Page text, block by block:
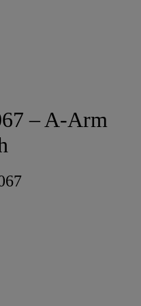
– A-Arm